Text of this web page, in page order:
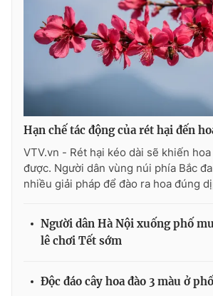
Hạn chế tác động của rét hại đến
VTV.vn - Rét hại kéo dài sẽ khiến
được. Người dân vùng núi phía Bắc
nhiều giải pháp để đào ra hoa đúng
Người dân Hà Nội xuống phố
lê chơi Tết sớm
Độc đáo cây hoa đào 3 màu ở